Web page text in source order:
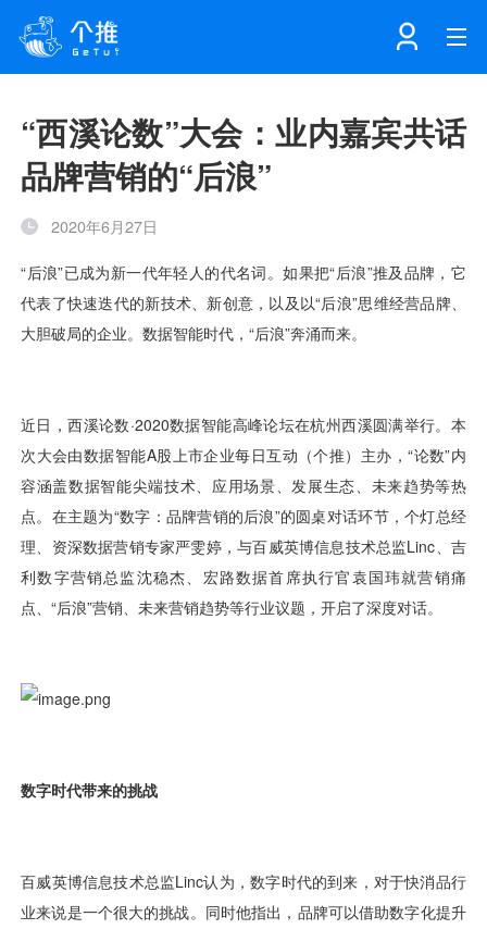
产品
个知·智能工作站
个知·智能营销AITA
消息推送
用户运营
海外推送
一键认证
解决方案
数据中台解决方案
互联网增长
品牌营销
大数据精准宣防
银行数字化
开发者中心
文档中心
合规指南
个推学堂
了解我们
新闻动态
加入我们
注册
“西溪论数”大会：业内嘉宾共话
品牌营销的“后浪”
2020年6月27日